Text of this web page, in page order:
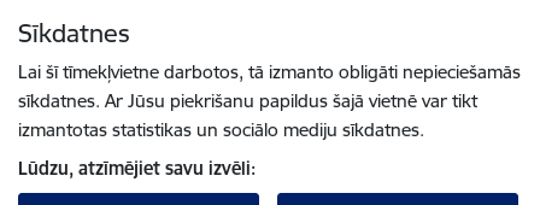
Sīkdatnes
Lai šī tīmekļvietne darbotos, tā izmanto obligāti nepieciešamās
sīkdatnes. Ar Jūsu piekrišanu papildus šajā vietnē var tikt
izmantotas statistikas un sociālo mediju sīkdatnes.
Lūdzu, atzīmējiet savu izvēli: